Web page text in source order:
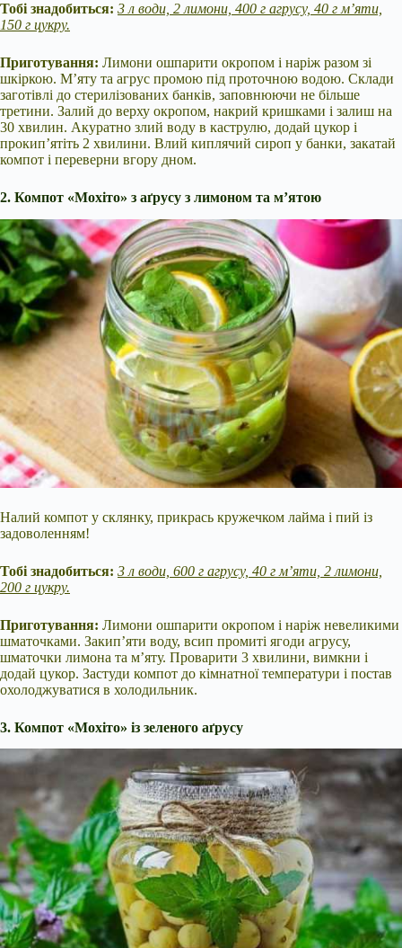
Тобі знадобиться: 3 л води, 2 лимони, 400 г агрусу, 40 г м’яти,
150 г цукру.
Приготування: Лимони ошпарити окропом і наріж разом зі
шкіркою. М’яту та агрус промою під проточною водою. Склади
заготівлі до стерилізованих банків, заповнюючи не більше
третини. Залий до верху окропом, накрий кришками і залиш на
30 хвилин. Акуратно злий воду в каструлю, додай цукор і
прокип’ятіть 2 хвилини. Влий киплячий сироп у банки, закатай
компот і переверни вгору дном.
2. Компот «Мохіто» з аґрусу з лимоном та м’ятою
Налий компот у склянку, прикрась кружечком лайма і пий із
задоволенням!
Тобі знадобиться: 3 л води, 600 г агрусу, 40 г м’яти, 2 лимони,
200 г цукру.
Приготування: Лимони ошпарити окропом і наріж невеликими
шматочками. Закип’яти воду, всип промиті ягоди агрусу,
шматочки лимона та м’яту. Проварити 3 хвилини, вимкни і
додай цукор. Застуди компот до кімнатної температури і постав
охолоджуватися в холодильник.
3. Компот «Мохіто» із зеленого аґрусу